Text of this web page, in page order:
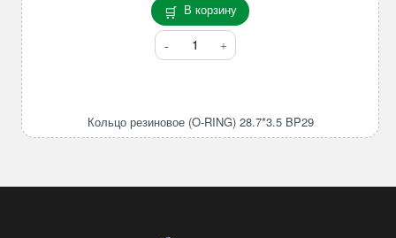
В корзину
Количество
товара
RING)
Кольцо резиновое (O-RING) 28.7*3.5 BP29